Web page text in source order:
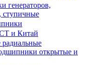
генераторов,
ступичные
и Китай
открытые и